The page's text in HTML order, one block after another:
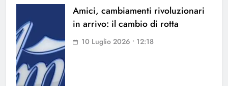
Amici, cambiamenti rivoluzionari
in arrivo: il cambio di rotta
10 Luglio 2026 • 12:18